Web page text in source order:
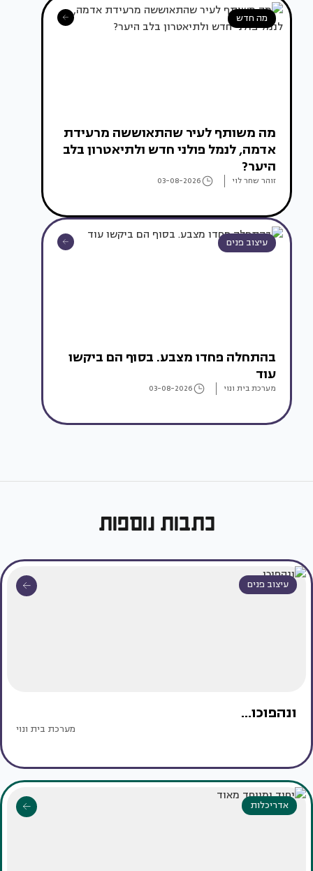
מה חדש
מה משותף לעיר שהתאוששה מרעידת
אדמה, לנמל פולני חדש ולתיאטרון בלב
היער?
זוהר שחר לוי 03-08-2026
עיצוב פנים
בהתחלה פחדו מצבע. בסוף הם ביקשו
עוד
מערכת בית ונוי 03-08-2026
כתבות נוספות
עיצוב פנים
ונהפוכו...
מערכת בית ונוי
אדריכלות